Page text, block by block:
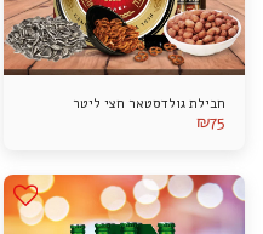
חבילת גולדסטאר חצי ליטר
₪75